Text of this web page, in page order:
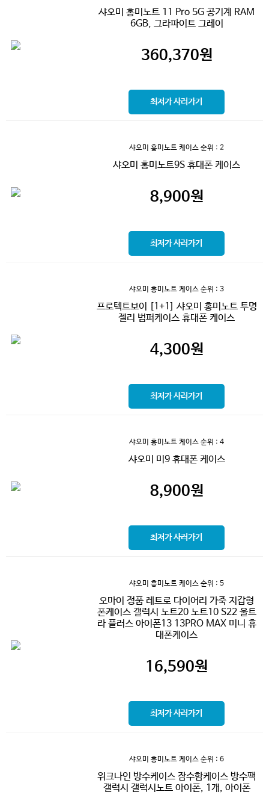
샤오미 홍미노트 11 Pro 5G 공기계 RAM
6GB, 그라파이트 그레이
360,370원
최저가 사러가기
샤오미 흥미노트 케이스 순위 : 2
샤오미 홍미노트9S 휴대폰 케이스
8,900원
최저가 사러가기
샤오미 흥미노트 케이스 순위 : 3
프로텍트보이 [1+1] 샤오미 홍미노트 투명
젤리 범퍼케이스 휴대폰 케이스
4,300원
최저가 사러가기
샤오미 흥미노트 케이스 순위 : 4
샤오미 미9 휴대폰 케이스
8,900원
최저가 사러가기
샤오미 흥미노트 케이스 순위 : 5
오마이 정품 레트로 다이어리 가죽 지갑형
폰케이스 갤럭시 노트20 노트10 S22 울트
라 플러스 아이폰13 13PRO MAX 미니 휴
대폰케이스
16,590원
최저가 사러가기
샤오미 흥미노트 케이스 순위 : 6
위크나인 방수케이스 잠수함케이스 방수팩
갤럭시 갤럭시노트 아이폰, 1개, 아이폰